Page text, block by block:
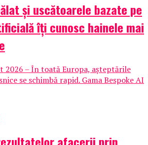
și uscătoarele bazate pe
îți cunosc hainele mai
2026 – În toată Europa, așteptările
se schimbă rapid. Gama Bespoke AI